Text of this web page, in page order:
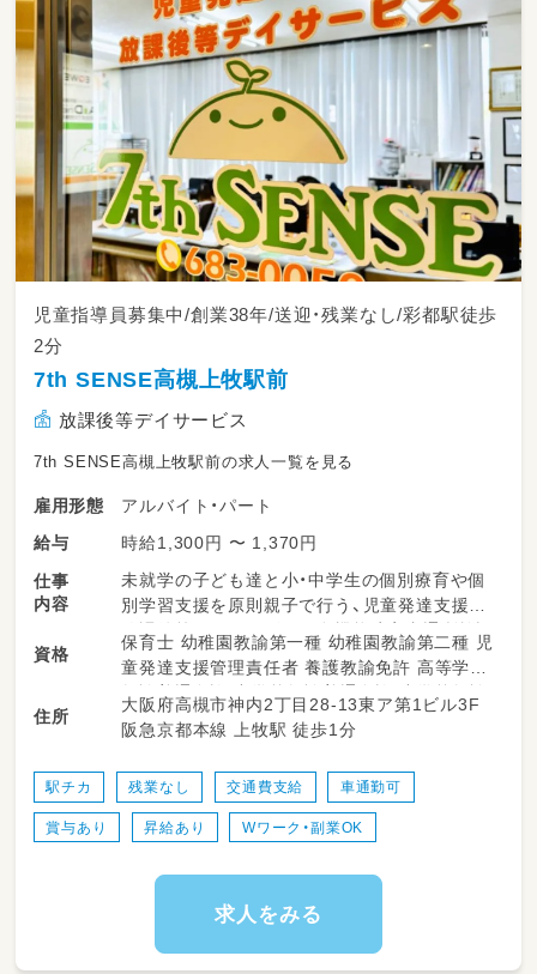
児童指導員募集中/創業38年/送迎・残業なし/彩都駅徒歩
2分
7th SENSE高槻上牧駅前
放課後等デイサービス
7th SENSE高槻上牧駅前の求人一覧を見る
雇用形態
アルバイト・パート
給与
時給1,300円 〜 1,370円
仕事
内容
未就学の子ども達と小・中学生の個別療育や個
別学習支援を原則親子で行う、児童発達支援＆
放課後等デイサービスの多機能障害者通所施設
でのお仕事！
未就学～中学生までの子ども達がメインになり
ます★
レーニング、言葉のトレーニングなどの「感覚あ
そび」で成長・発達を促します。
小学生以上の子ども達はプリントプログラムや
施しています。
ベテランスタッフが指導方法などしっかりフォ
資格
保育士 幼稚園教諭第一種 幼稚園教諭第二種 児
童発達支援管理責任者 養護教諭免許 高等学校
教諭普通免許 中学校教諭普通免許 小学校教諭
普通免許 社会福祉士 言語聴覚士 作業療法士
理学療法士 心理士 精神保健福祉士
住所
大阪府高槻市神内2丁目28-13東ア第1ビル3F
阪急京都本線 上牧駅 徒歩1分
駅チカ 残業なし 交通費支給 車通勤可
賞与あり 昇給あり Wワーク・副業OK
求人をみる